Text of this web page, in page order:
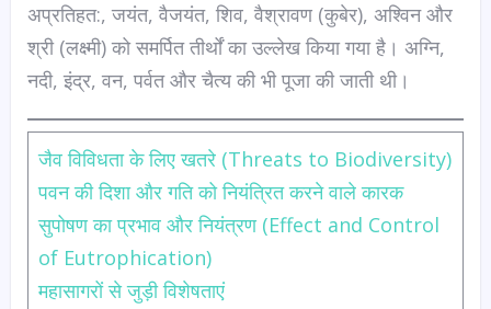
अप्रतिहत:, जयंत, वैजयंत, शिव, वैश्रावण (कुबेर), अश्विन और
श्री (लक्ष्मी) को समर्पित तीर्थों का उल्लेख किया गया है। अग्नि,
नदी, इंद्र, वन, पर्वत और चैत्य की भी पूजा की जाती थी।
जैव विविधता के लिए खतरे (Threats to Biodiversity)
पवन की दिशा और गति को नियंत्रित करने वाले कारक
सुपोषण का प्रभाव और नियंत्रण (Effect and Control
of Eutrophication)
महासागरों से जुड़ी विशेषताएं